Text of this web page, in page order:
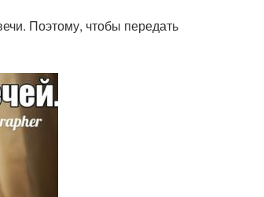
Поэтому, чтобы передать